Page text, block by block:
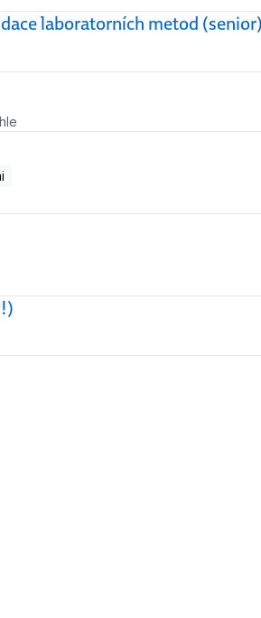
laboratorních metod (senior)